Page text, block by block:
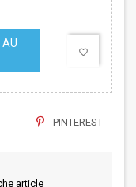
favorite_border
PINTEREST
article